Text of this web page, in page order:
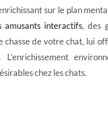
sur le plan
amusants interactifs, des
chasse de votre chat, lui
L’enrichissement
chez les chats.